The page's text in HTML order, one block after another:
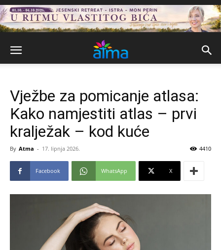
Vježbe za pomicanje atlasa:
Kako namjestiti atlas – prvi
kralježak – kod kuće
By Atma - 17. lipnja 2026. 4410
Facebook WhatsApp X